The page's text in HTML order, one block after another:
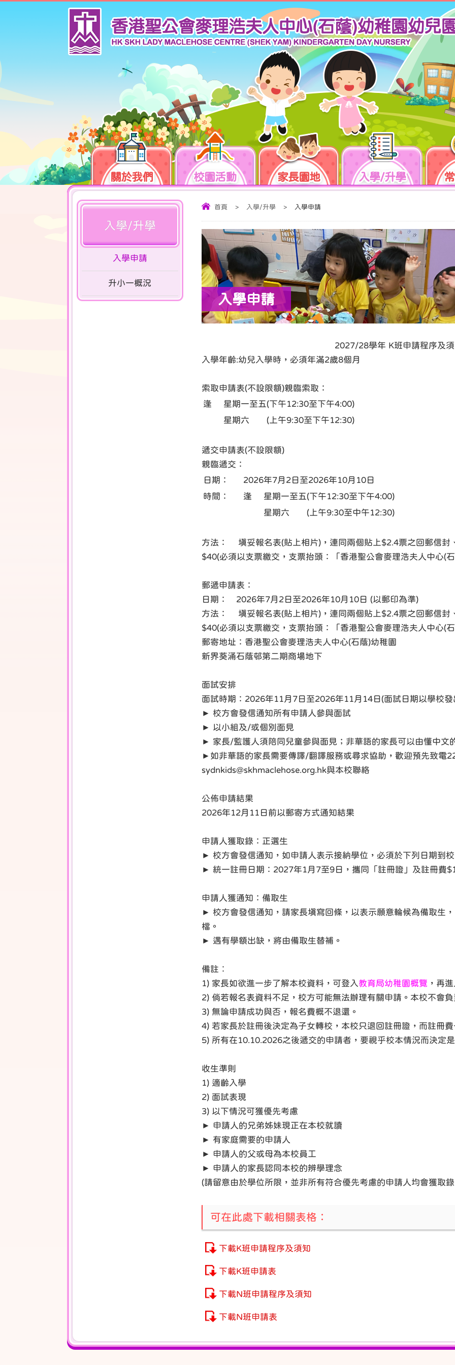
關於我們 校園活動 家長園地 入學/升學
首頁 > 入學/升學 > 入學申請
入學申請
2027/28學年 K班申請程序及
入學年齡:幼兒入學時，必須年滿2歲8個月
索取申請表(不設限額)親臨索取：
逢
星期一至五(下午12:30至下午4:00)
星期六 (上午9:30至下午12:30)
遞交申請表(不設限額)
親臨遞交：
日期：
2026年7月2日至2026年10月10日
時間：
逢
星期一至五(下午12:30至下午4:00)
星期六 (上午9:30至中午12:30)
方法： 填妥報名表(貼上相片)，連同兩個貼上$2.4票之回郵信封
$40(必須以支票繳交，支票抬頭：「香港聖公會麥理浩夫人中心(
郵遞申請表：
日期： 2026年7月2日至2026年10月10日 (以郵印為準)
方法： 填妥報名表(貼上相片)，連同兩個貼上$2.4票之回郵信封
$40(必須以支票繳交，支票抬頭：「香港聖公會麥理浩夫人中心(
郵寄地址：香港聖公會麥理浩夫人中心(石蔭)幼稚園
新界葵涌石蔭邨第二期商場地下
面試安排
面試時期：2026年11月7日至2026年11月14日(面試日期以學校發
► 校方會發信通知所有申請人參與面試
► 以小組及/或個別面見
► 家長/監護人須陪同兒童參與面見；非華語的家長可以由懂中文
►如非華語的家長需要傳譯/翻譯服務或尋求協助，歡迎預先致電
sydnkids@skhmaclehose.org.hk與本校聯絡
公佈申請結果
2026年12月11日前以郵寄方式通知結果
申請人獲取錄：正選生
► 校方會發信通知，如申請人表示接納學位，必須於下列日期到
► 統一註冊日期：2027年1月7至9日，攜同「註冊證」及註冊費
申請人獲通知：備取生
► 校方會發信通知，請家長填寫回條，以表示願意輪候為備取生
檔。
► 遇有學額出缺，將由備取生替補。
備註︰
1) 家長如欲進一步了解本校資料，可登入教育局幼稚園概覽 ，再
2) 倘若報名表資料不足，校方可能無法辦理有關申請。本校不會
3) 無論申請成功與否，報名費概不退還。
4) 若家長於註冊後決定為子女轉校，本校只退回註冊證，而註冊
5) 所有在10.10.2026之後遞交的申請者，要視乎校本情況而決定
收生準則
1) 適齡入學
2) 面試表現
3) 以下情況可獲優先考慮
► 申請人的兄弟姊妹現正在本校就讀
► 有家庭需要的申請人
► 申請人的父或母為本校員工
► 申請人的家長認同本校的辨學理念
(請留意由於學位所限，並非所有符合優先考慮的申請人均會獲取
可在此處下載相關表格：
下載K班申請程序及須知
下載K班申請表
下載N班申請程序及須知
下載N班申請表
入學/升學
入學申請
升小一概況